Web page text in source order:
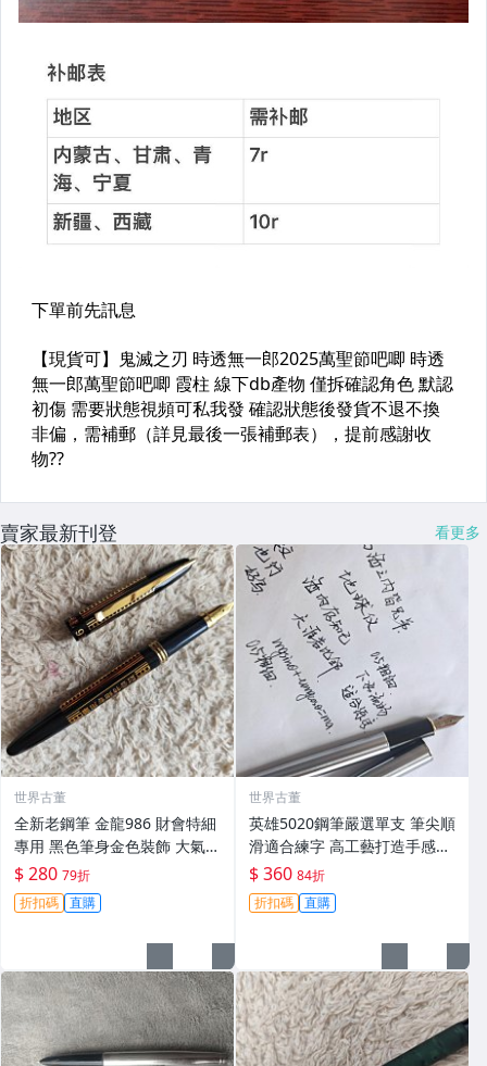
賣家最新刊登 看更多
世界古董
全新老鋼筆 金龍986 財會特細
專用 黑色筆身金色裝飾 大氣順
滑好寫 小明尖 筆夾輕微氧化
無損毫毛 新手舊藏共賞 財會鋼
筆 傳承工藝 滑動自如 古典風
$ 280 79折
折扣碼 直購
世界古董
英雄5020鋼筆嚴選單支 筆尖順
滑適合練字 高工藝打造手感佳
英雄5020 鋪筆 卡其色 鉑金鍍
工藝 經典款式 英雄5020 鋪筆
時尚經典 字體工整
$ 360 84折
折扣碼 直購